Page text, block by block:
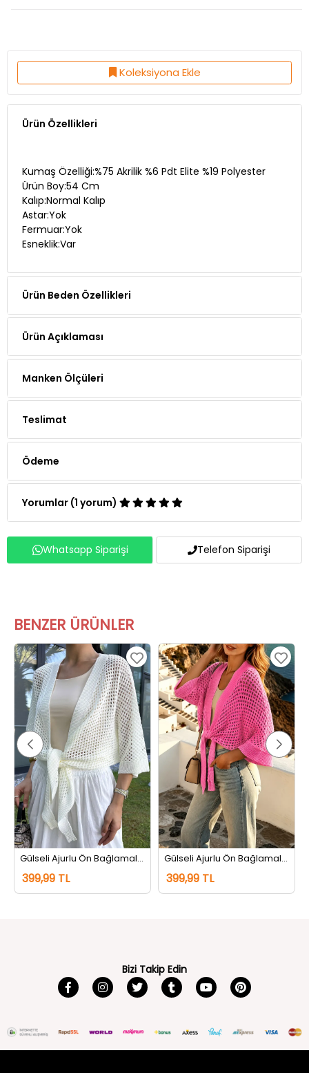
Koleksiyona Ekle
Ürün Özellikleri
Kumaş Özelliği:%75 Akrilik %6 Pdt Elite %19 Polyester
Ürün Boy:54 Cm
Kalıp:Normal Kalıp
Astar:Yok
Fermuar:Yok
Esneklik:Var
Ürün Beden Özellikleri
Ürün Açıklaması
Manken Ölçüleri
Teslimat
Ödeme
Yorumlar (1 yorum)
Whatsapp Siparişi Telefon Siparişi
BENZER ÜRÜNLER
Gülseli Ajurlu Ön Bağlamalı Triko Hırka Krem
399,99 TL
Gülseli Ajurlu Ön Bağlamalı Triko Hırka Pembe
399,99 TL
Bizi Takip Edin